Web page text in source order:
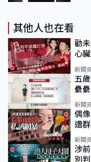
其他人也在看
勸
心
新聞
五
纍
類
新聞
偶
遭
新聞
涉
別